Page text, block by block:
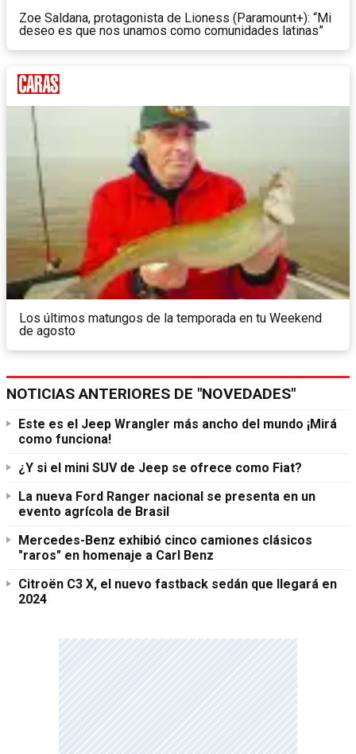
Zoe Saldana, protagonista de Lioness (Paramount+): “Mi
deseo es que nos unamos como comunidades latinas”
Los últimos matungos de la temporada en tu Weekend
de agosto
NOTICIAS ANTERIORES DE "NOVEDADES"
Este es el Jeep Wrangler más ancho del mundo ¡Mirá
como funciona!
¿Y si el mini SUV de Jeep se ofrece como Fiat?
La nueva Ford Ranger nacional se presenta en un
evento agrícola de Brasil
Mercedes-Benz exhibió cinco camiones clásicos
"raros" en homenaje a Carl Benz
Citroën C3 X, el nuevo fastback sedán que llegará en
2024